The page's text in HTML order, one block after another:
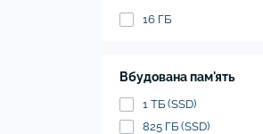
16 ГБ
Вбудована пам'ять
1 ТБ (SSD)
825 ГБ (SSD)